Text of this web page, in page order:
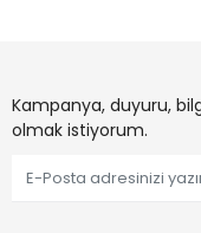
Kampanya, duyuru,
olmak istiyorum.